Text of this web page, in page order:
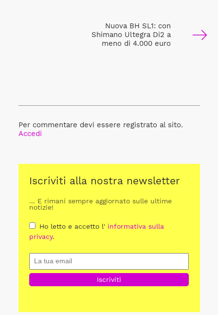
Nuova BH SL1: con
Shimano Ultegra Di2 a
meno di 4.000 euro
Per commentare devi essere registrato al sito.
Accedi
Iscriviti alla nostra newsletter
... E rimani sempre aggiornato sulle ultime
notizie!
Ho letto e accetto l' informativa sulla
privacy.